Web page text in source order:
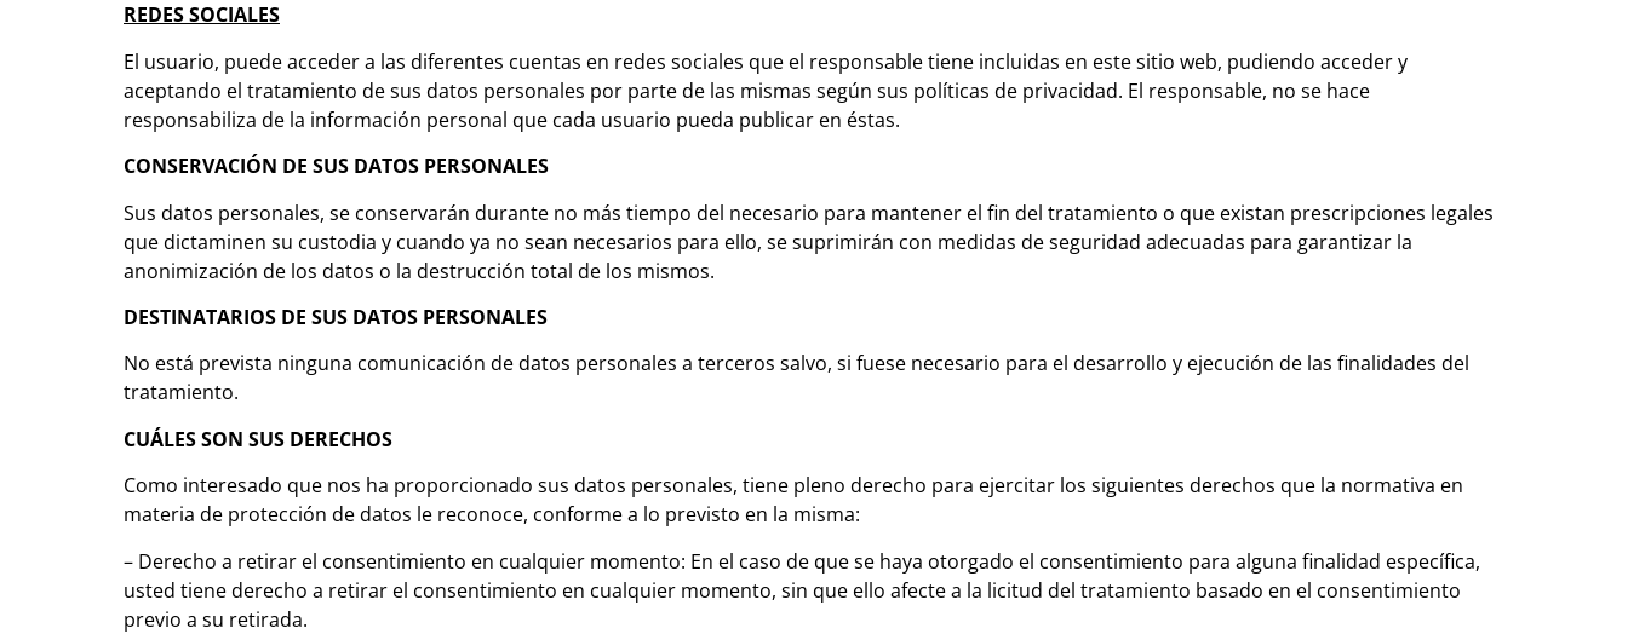
REDES SOCIALES
El usuario, puede acceder a las diferentes cuentas en redes sociales que el responsable tiene incluidas en este sitio web, pudiendo acceder y
aceptando el tratamiento de sus datos personales por parte de las mismas según sus políticas de privacidad. El responsable, no se hace
responsabiliza de la información personal que cada usuario pueda publicar en éstas.
CONSERVACIÓN DE SUS DATOS PERSONALES
Sus datos personales, se conservarán durante no más tiempo del necesario para mantener el fin del tratamiento o que existan prescripciones legales
que dictaminen su custodia y cuando ya no sean necesarios para ello, se suprimirán con medidas de seguridad adecuadas para garantizar la
anonimización de los datos o la destrucción total de los mismos.
DESTINATARIOS DE SUS DATOS PERSONALES
No está prevista ninguna comunicación de datos personales a terceros salvo, si fuese necesario para el desarrollo y ejecución de las finalidades del
tratamiento.
CUÁLES SON SUS DERECHOS
Como interesado que nos ha proporcionado sus datos personales, tiene pleno derecho para ejercitar los siguientes derechos que la normativa en
materia de protección de datos le reconoce, conforme a lo previsto en la misma:
– Derecho a retirar el consentimiento en cualquier momento: En el caso de que se haya otorgado el consentimiento para alguna finalidad específica,
usted tiene derecho a retirar el consentimiento en cualquier momento, sin que ello afecte a la licitud del tratamiento basado en el consentimiento
previo a su retirada.